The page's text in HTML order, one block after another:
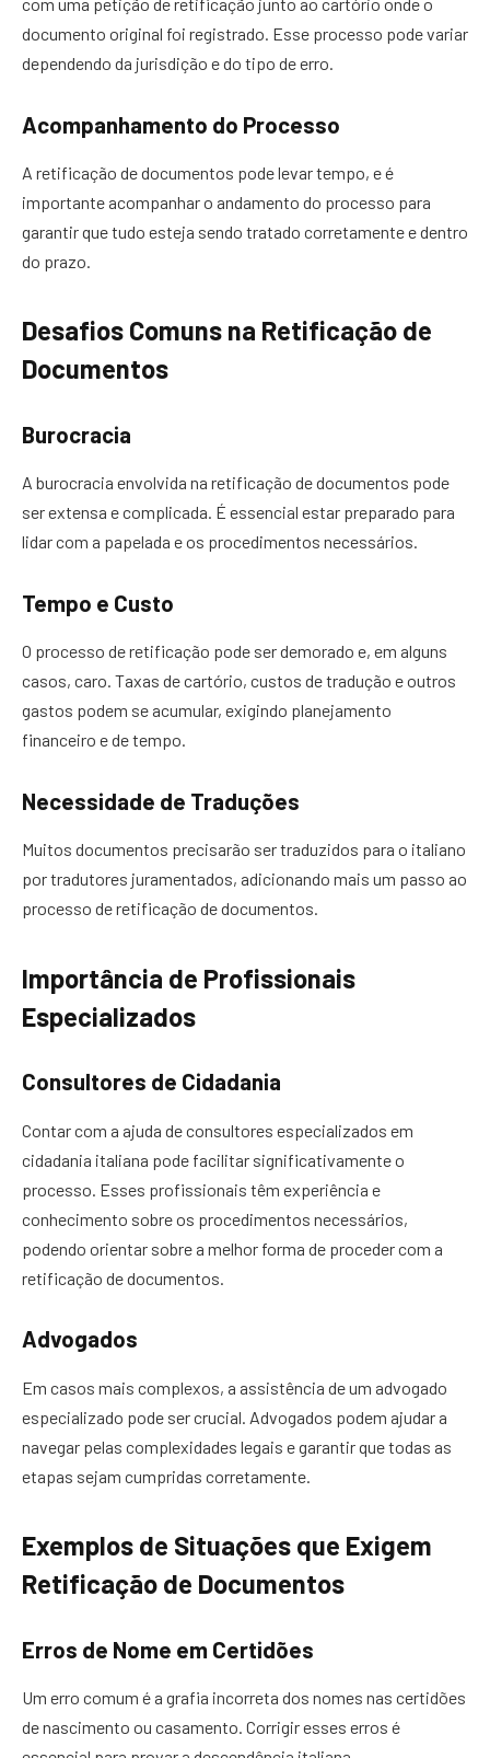
documento original foi registrado. Esse processo pode variar
dependendo da jurisdição e do tipo de erro.
Acompanhamento do Processo
A retificação de documentos pode levar tempo, e é
importante acompanhar o andamento do processo para
garantir que tudo esteja sendo tratado corretamente e dentro
do prazo.
Desafios Comuns na Retificação de
Documentos
Burocracia
A burocracia envolvida na retificação de documentos pode
ser extensa e complicada. É essencial estar preparado para
lidar com a papelada e os procedimentos necessários.
Tempo e Custo
O processo de retificação pode ser demorado e, em alguns
casos, caro. Taxas de cartório, custos de tradução e outros
gastos podem se acumular, exigindo planejamento
financeiro e de tempo.
Necessidade de Traduções
Muitos documentos precisarão ser traduzidos para o italiano
por tradutores juramentados, adicionando mais um passo ao
processo de retificação de documentos.
Importância de Profissionais
Especializados
Consultores de Cidadania
Contar com a ajuda de consultores especializados em
cidadania italiana pode facilitar significativamente o
processo. Esses profissionais têm experiência e
conhecimento sobre os procedimentos necessários,
podendo orientar sobre a melhor forma de proceder com a
retificação de documentos.
Advogados
Em casos mais complexos, a assistência de um advogado
especializado pode ser crucial. Advogados podem ajudar a
navegar pelas complexidades legais e garantir que todas as
etapas sejam cumpridas corretamente.
Exemplos de Situações que Exigem
Retificação de Documentos
Erros de Nome em Certidões
Um erro comum é a grafia incorreta dos nomes nas certidões
de nascimento ou casamento. Corrigir esses erros é